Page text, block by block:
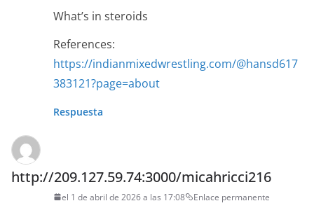
What’s in steroids
References:
https://indianmixedwrestling.com/@hansd617
383121?page=about
Respuesta
http://209.127.59.74:3000/micahricci216
el 1 de abril de 2026 a las 17:08 Enlace permanente